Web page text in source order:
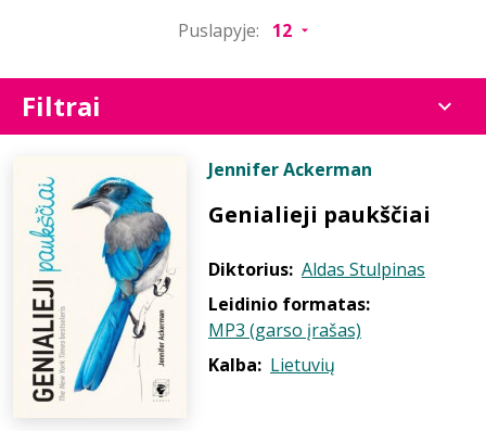
Puslapyje:
Filtrai
Jennifer Ackerman
Genialieji paukščiai
Diktorius: Aldas Stulpinas
Leidinio formatas:
MP3 (garso įrašas)
Kalba: Lietuvių